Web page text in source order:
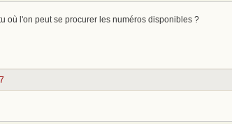
où l'on peut se procurer les numéros disponibles ?